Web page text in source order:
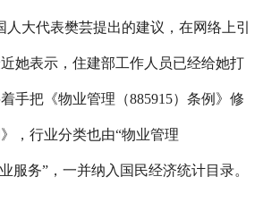
人大代表樊芸提出的建议，在网络上引
她表示，住建部工作人员已经给她打
手把《物业管理（885915）条例》修
，行业分类也由“物业管理
业服务”，一并纳入国民经济统计目录。